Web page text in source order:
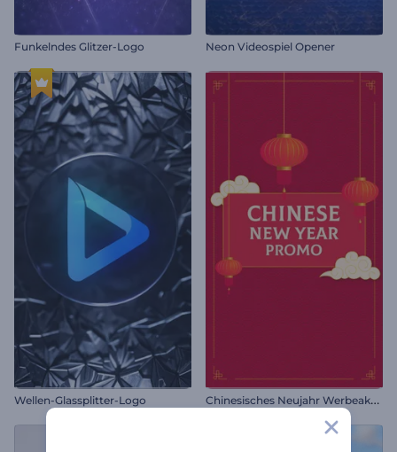
Funkelndes Glitzer-Logo Neon Videospiel Opener
Wellen-Glassplitter-Logo C
hinesisches Neujahr Werbeaktion